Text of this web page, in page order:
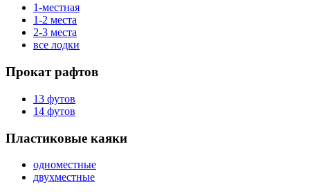
1-местная
1-2 места
2-3 места
все лодки
Прокат рафтов
13 футов
14 футов
Пластиковые каяки
одноместные
двухместные